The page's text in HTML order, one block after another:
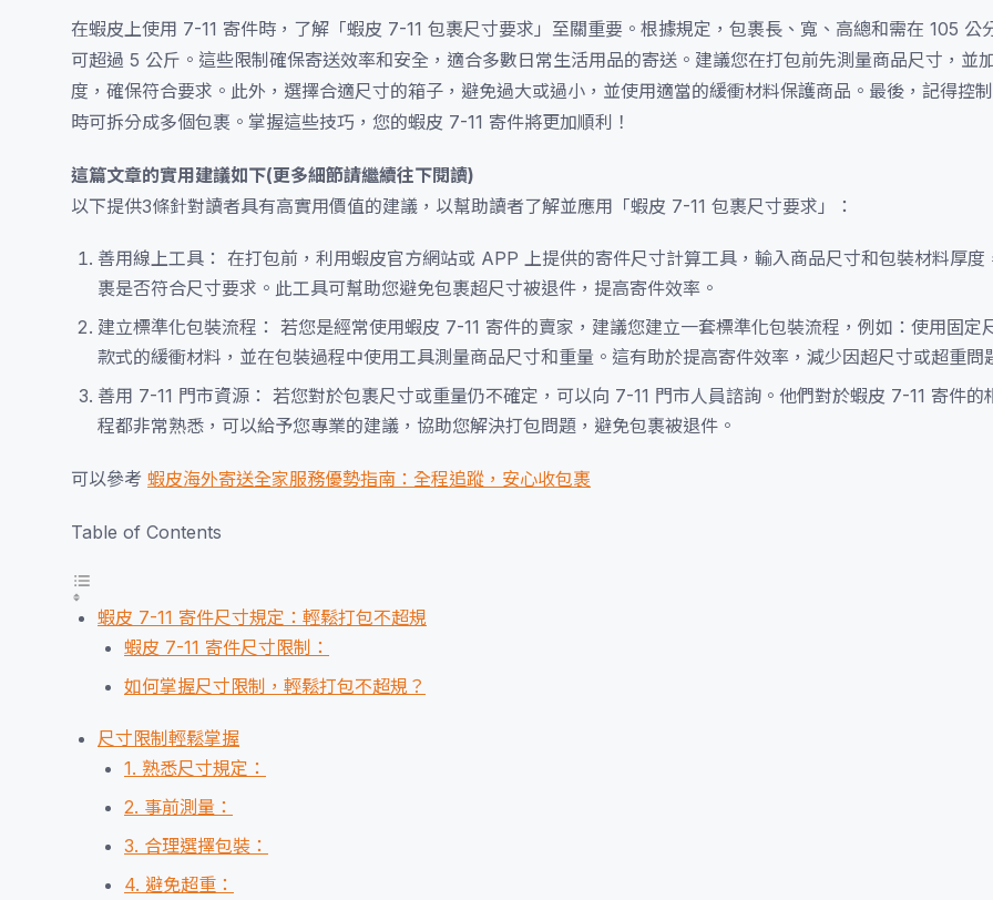
在蝦皮上使用 7-11 寄件時，了解「蝦皮 7-11 包裹尺寸要求」至關重要。根據規定，包裹長、寬、高總和需在 105 公
可超過 5 公斤。這些限制確保寄送效率和安全，適合多數日常生活用品的寄送。建議您在打包前先測量商品尺寸，並
度，確保符合要求。此外，選擇合適尺寸的箱子，避免過大或過小，並使用適當的緩衝材料保護商品。最後，記得控
時可拆分成多個包裹。掌握這些技巧，您的蝦皮 7-11 寄件將更加順利！
這篇文章的實用建議如下(更多細節請繼續往下閱讀)
以下提供3條針對讀者具有高實用價值的建議，以幫助讀者了解並應用「蝦皮 7-11 包裹尺寸要求」：
善用線上工具： 在打包前，利用蝦皮官方網站或 APP 上提供的寄件尺寸計算工具，輸入商品尺寸和包裝材料厚度
裹是否符合尺寸要求。此工具可幫助您避免包裹超尺寸被退件，提高寄件效率。
建立標準化包裝流程： 若您是經常使用蝦皮 7-11 寄件的賣家，建議您建立一套標準化包裝流程，例如：使用固定
款式的緩衝材料，並在包裝過程中使用工具測量商品尺寸和重量。這有助於提高寄件效率，減少因超尺寸或超重問
善用 7-11 門市資源： 若您對於包裹尺寸或重量仍不確定，可以向 7-11 門市人員諮詢。他們對於蝦皮 7-11 寄件的
程都非常熟悉，可以給予您專業的建議，協助您解決打包問題，避免包裹被退件。
可以參考 蝦皮海外寄送全家服務優勢指南：全程追蹤，安心收包裹
Table of Contents
蝦皮 7-11 寄件尺寸規定：輕鬆打包不超規
蝦皮 7-11 寄件尺寸限制：
如何掌握尺寸限制，輕鬆打包不超規？
尺寸限制輕鬆掌握
1. 熟悉尺寸規定：
2. 事前測量：
3. 合理選擇包裝：
4. 避免超重：